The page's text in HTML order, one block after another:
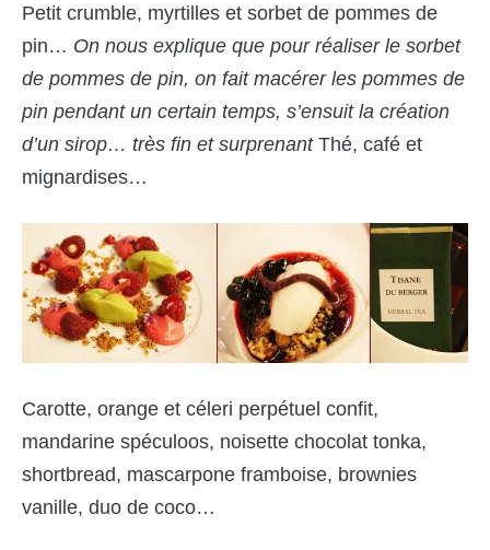
Petit crumble, myrtilles et sorbet de pommes de
pin… On nous explique que pour réaliser le sorbet
de pommes de pin, on fait macérer les pommes de
pin pendant un certain temps, s’ensuit la création
d’un sirop… très fin et surprenant Thé, café et
mignardises…
Carotte, orange et céleri perpétuel confit,
mandarine spéculoos, noisette chocolat tonka,
shortbread, mascarpone framboise, brownies
vanille, duo de coco…